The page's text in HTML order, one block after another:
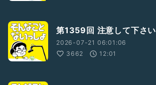
第1359回 注意して下さい
2026-07-21 06:01:06
3662
12:01